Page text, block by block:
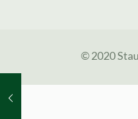
© 2020